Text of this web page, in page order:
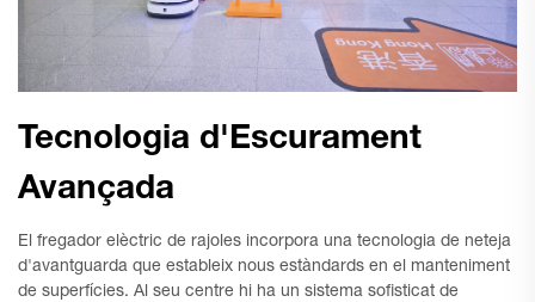
Tecnologia d'Escurament
Avançada
El fregador elèctric de rajoles incorpora una tecnologia de neteja
d'avantguarda que estableix nous estàndards en el manteniment
de superfícies. Al seu centre hi ha un sistema sofisticat de